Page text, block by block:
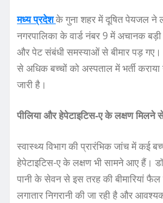
मध्य प्रदेशके गुना शहर में दूषित पेयजल ने
नगरपालिका के वार्ड नंबर 9 में अचानक
और पेट संबंधी समस्याओं से बीमार पड़ गए।
से अधिक बच्चों को अस्पताल में भर्ती
जारी है।
पीलिया और हेपेटाइटिस-ए के लक्षण मिलने
स्वास्थ्य विभाग की प्रारंभिक जांच में कई
हेपेटाइटिस-ए के लक्षण भी सामने आए हैं।
पानी के सेवन से इस तरह की बीमारियां
लगातार निगरानी की जा रही है और